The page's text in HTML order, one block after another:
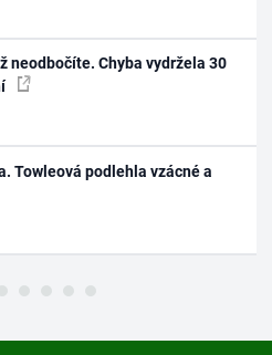
neodbočíte. Chyba vydržela 30
Towleová podlehla vzácné a